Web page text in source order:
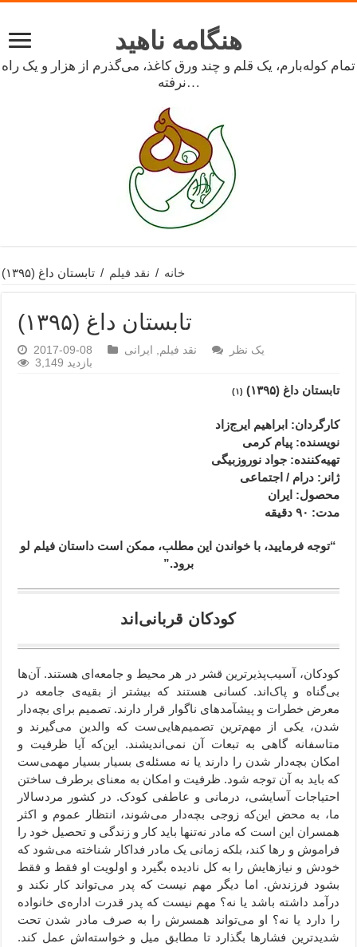
هنگامه ناهید
تمام کوله‌بارم، یک قلم و چند ورق کاغذ، می‌گذرم از هزار و یک راه
نرفته…
خانه / نقد فیلم / تابستان داغ (۱۳۹۵)
تابستان داغ (۱۳۹۵)
2017-09-08 نقد فیلم ایرانی
یک نظر
3,149 بازدید
تابستان داغ (۱۳۹۵) (۱)
کارگردان: ابراهیم ایرج‌زاد
نویسنده: پیام کرمی
تهیه‌کننده: جواد نوروزبیگی
ژانر : درام / اجتماعی
محصول: ایران
مدت: ۹۰ دقیقه
“توجه فرمایید،‌ با خواندن این مطلب، ممکن است داستان فیلم لو
برود.”
کودکان قربانی‌اند
کودکان، آسیب‌پذیرترین قشر در هر محیط و جامعه‌ای هستند. آن‌‌ها
بی‌گناه و پاک‌اند. کسانی هستند که بیشتر از بقیه‌ی جامعه در
معرض خطرات و پیشآمدهای ناگوار قرار دارند. تصمیم برای بچه‌دار
شدن، یکی از مهم‌‌ترین تصمیم‌هایی‌ست که والدین می‌گیرند و
متاسفانه گاهی به تبعات آن نمی‌اندیشند. این‌که آیا ظرفیت و
امکان بچه‌دار شدن را دارند یا نه مسئله‌ی بسیار بسیار مهمی‌ست
که باید به آن توجه شود. ظرفیت و امکان به معنای برطرف ساختن
احتیاجات آسایشی، درمانی و عاطفی کودک. در کشور مردسالار
ما، به محض این‌که زوجی بچه‌دار می‌شوند، انتظار عموم و اکثر
همسران این است که مادر نه‌تنها باید کار و زندگی و تحصیل خود را
فراموش و رها کند، بلکه زمانی یک مادر فداکار شناخته می‌شود که
خودش و نیازهایش را به کل نادیده بگیرد و اولویت او فقط و فقط
بشود فرزندش. اما دیگر مهم نیست که پدر می‌تواند کار نکند و
درآمد داشته باشد یا نه؟ مهم نیست که پدر قدرت اداره‌ی خانواده
را دارد یا نه؟ او می‌تواند همسرش را به صرف مادر شدن تحت
شدیدترین فشارها بگذارد تا مطابق میل و خواسته‌‌اش عمل کند.